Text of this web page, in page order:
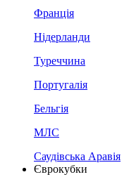
Франція
Нідерланди
Туреччина
Португалія
Бельгія
МЛС
Саудівська Аравія
Єврокубки